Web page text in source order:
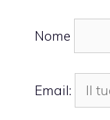
Nome
Email: